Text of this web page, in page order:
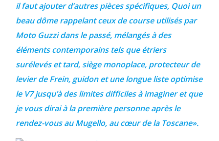
il faut ajouterd’autres pièces spécifiques, Quoiun
beau dômerappelant ceux de course utilisés par
Moto Guzzi dans le passé, mélangés à des
éléments contemporains tels queétriers
surélevéset tard, siègemonoplace, protecteur de
levier deFrein, guidonet une longue listeoptimise
le V7 jusqu’à des limites difficiles à imagineret que
je vous dirai à la première personne après le
rendez-vous au Mugello, au cœur de la Toscane».